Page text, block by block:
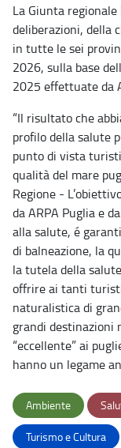
La Giunta
deliberazioni, della
in tutte le sei
2026, sulla base
2025 effettuate da
“Il risultato che
profilo della salute
punto di vista
qualità del mare
Regione -
da ARPA Puglia e
alla salute, é
di balneazione, la
la tutela della
offrire ai tanti
naturalistica di
grandi destinazioni
“eccellente” ai
hanno un legame
Ambiente
Turismo e Cultura